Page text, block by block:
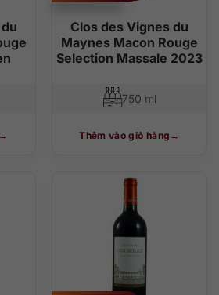
Clos des Vignes du
Maynes Macon Rouge
Selection Massale 2023
750 ml
Thêm vào giỏ hàng